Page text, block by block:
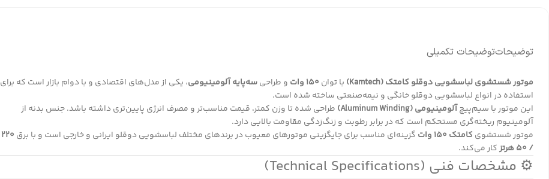
توضیحاتتوضیحات تکمیلی
موتور شستشوی لباسشویی دوقلو کامتک (Kamtech) با توان 150 وات و طراحیسه‌پایه آلومینیومی، یکی از مدل‌های اقتصادی و با دوام بازار است که برای
استفاده در انواع لباسشویی دوقلو خانگی و نیمه‌صنعتی ساخته شده است.
این موتور با سیم‌پیچآلومینیومی (Aluminum Winding)
طراحی شده تا وزن کمتر، قیمت مناسب‌تر و مصرف انرژی پایین‌تری داشته باشد. جنس بدنه از
آلومینیوم ریخته‌گری مستحکم است که در برابر رطوبت و زنگ‌زدگی مقاومت بالایی دارد.
موتور شستشویکامتک 150 وات گزینه‌ای مناسب برای جایگزینی موتورهای معیوب در برندهای مختلف لباسشویی دوقلو ایرانی و خارجی است و با برق
/ 50 هرتز
کار می‌کند.
⚙️ مشخصات فنی (Technical Specifications)